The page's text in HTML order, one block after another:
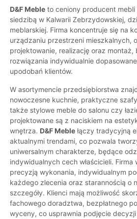
D&F Meble to ceniony producent mebli
siedzibą w Kalwarii Zebrzydowskiej,
meblarskiej. Firma koncentruje się na
urządzaniu przestrzeni mieszkalnych,
projektowanie, realizację oraz montaż,
rozwiązania indywidualnie
upodobań klientów.
W asortymencie przedsiębiorstwa
nowoczesne kuchnie, praktyczne
także stylowe meble do salonu czy
projektowane są z naciskiem na
wnętrza. D&F Meble łączy tradycyjną
aktualnymi trendami, co pozwala
uniwersalnym charakterze, będące
indywidualnych cech właścicieli. Firma
precyzją wykonania, indywidualnym
każdego zlecenia oraz starannością o
szczegóły. Klienci mają możliwość
fachowego doradztwa, bezpłatnego
wyceny, co usprawnia podjęcie